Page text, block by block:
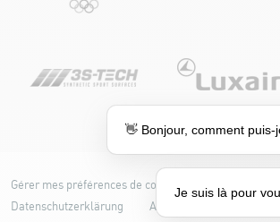
Gérer mes préférences de cookies
Cookie-
Datenschutzerklärung
Accessibilité :
👋 Bonjour, comment puis-
Je suis là pour